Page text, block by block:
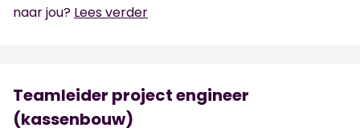
naar jou? Lees verder
Teamleider project engineer
(kassenbouw)